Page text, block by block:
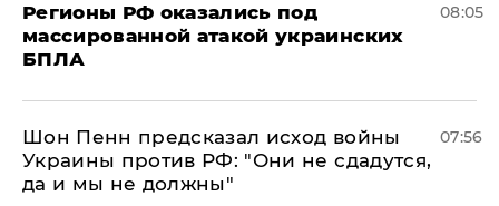
Регионы РФ оказались под
массированной атакой украинских
БПЛА
08:05
Шон Пенн предсказал исход войны
Украины против РФ: "Они не сдадутся,
да и мы не должны"
07:56